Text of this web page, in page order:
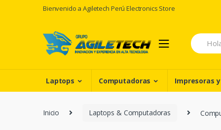
Bienvenido a Agiletech Perú Electronics Store
Search
for:
Laptops Computadoras Impresoras
Inicio Laptops & Computadoras